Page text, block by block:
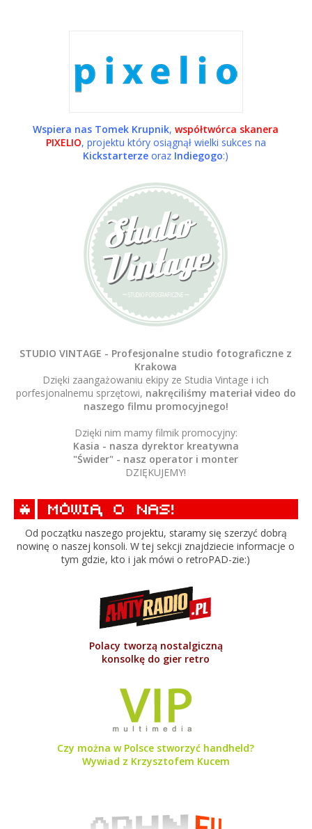
Wspiera nas Tomek Krupnik, współtwórca skanera
PIXELIO, projektu który osiągnął wielki sukces na
Kickstarterze oraz Indiegogo:)
STUDIO VINTAGE - Profesjonalne studio fotograficzne z
Krakowa
Dzięki zaangażowaniu ekipy ze Studia Vintage i ich
porfesjonalnemu sprzętowi, nakręciliśmy materiał video do
naszego filmu promocyjnego!
Dzięki nim mamy filmik promocyjny:
Kasia - nasza dyrektor kreatywna
"Świder" - nasz operator i monter
DZIĘKUJEMY!
Od początku naszego projektu, staramy się szerzyć dobrą
nowinę o naszej konsoli. W tej sekcji znajdziecie informacje o
tym gdzie, kto i jak mówi o retroPAD-zie:)
Polacy tworzą nostalgiczną
konsolkę do gier retro
Czy można w Polsce stworzyć handheld?
Wywiad z Krzysztofem Kucem